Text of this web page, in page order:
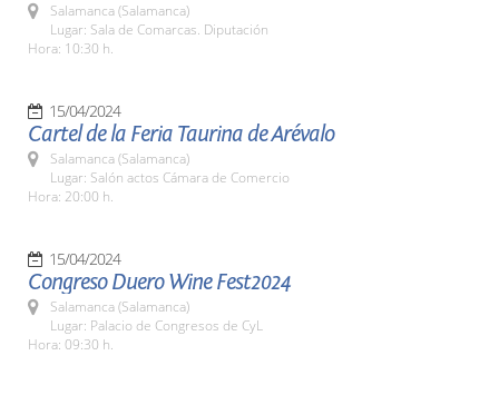
Salamanca (Salamanca)
Lugar: Sala de Comarcas. Diputación
Hora: 10:30 h.
15/04/2024
Cartel de la Feria Taurina de Arévalo
Salamanca (Salamanca)
Lugar: Salón actos Cámara de Comercio
Hora: 20:00 h.
15/04/2024
Congreso Duero Wine Fest2024
Salamanca (Salamanca)
Lugar: Palacio de Congresos de CyL
Hora: 09:30 h.